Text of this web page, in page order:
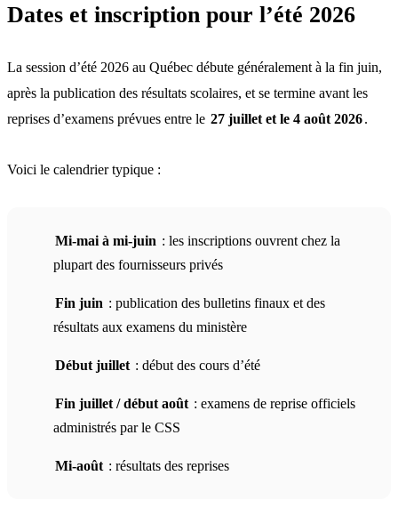
Dates et inscription pour l’été 2026
La session d’été 2026 au Québec débute généralement à la fin juin,
après la publication des résultats scolaires, et se termine avant les
reprises d’examens prévues entre le 27 juillet et le 4 août 2026.
Voici le calendrier typique :
Mi-mai à mi-juin : les inscriptions ouvrent chez la
plupart des fournisseurs privés
Fin juin : publication des bulletins finaux et des
résultats aux examens du ministère
Début juillet : début des cours d’été
Fin juillet / début août : examens de reprise officiels
administrés par le CSS
Mi-août : résultats des reprises